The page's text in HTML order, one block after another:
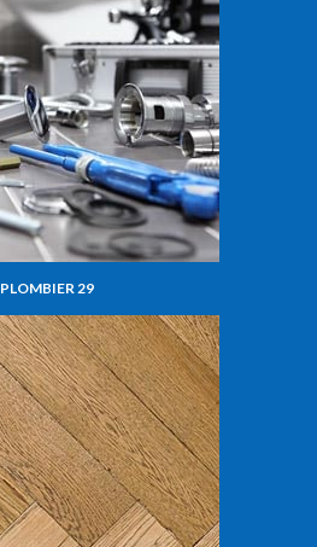
PLOMBIER 29